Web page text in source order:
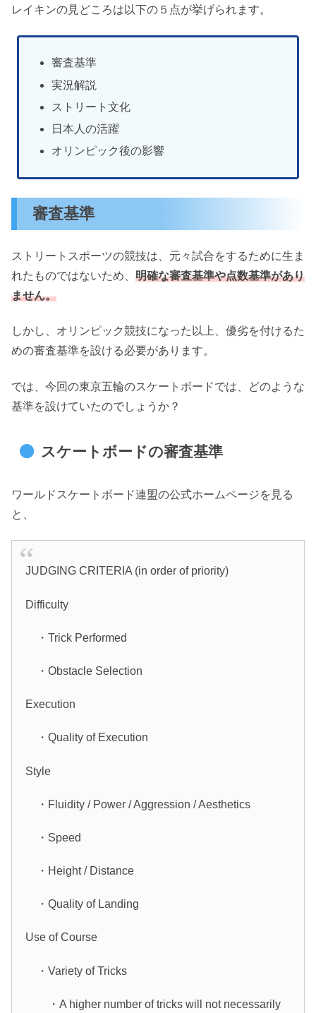
レイキンの見どころは以下の５点が挙げられます。
審査基準
実況解説
ストリート文化
日本人の活躍
オリンピック後の影響
審査基準
ストリートスポーツの競技は、元々試合をするために生ま
れたものではないため、 明確な審査基準や点数基準があり
ません。
しかし、オリンピック競技になった以上、優劣を付けるた
めの審査基準を設ける必要があります。
では、今回の東京五輪のスケートボードでは、どのような
基準を設けていたのでしょうか？
スケートボードの審査基準
ワールドスケートボード連盟の公式ホームページを見る
と、
JUDGING CRITERIA (in order of priority)
Difficulty
・Trick Performed
・Obstacle Selection
Execution
・Quality of Execution
Style
・Fluidity / Power / Aggression / Aesthetics
・Speed
・Height / Distance
・Quality of Landing
Use of Course
・Variety of Tricks
・A higher number of tricks will not necessarily